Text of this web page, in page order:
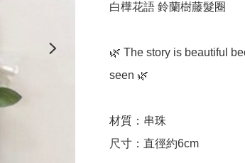
白樺花語 鈴蘭樹藤髮圈
🌿 The story is beautiful
seen 🌿
材質：串珠
尺寸：直徑約6cm